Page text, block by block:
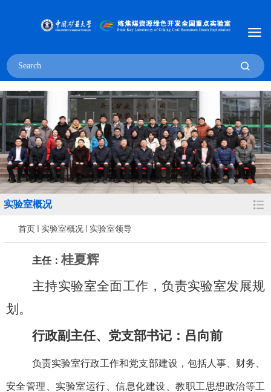
实验室概况
首页 实验室概况 实验室领导
主任： 桂夏辉
主持实验室全面工作，负责实验室发展规
划。
行政副主任、党支部书记：吕向前
负责实验室行政工作和党支部建设， 包括人事、财务、
安全管理、实验室运行、信息化建设、教职工思想政治等工